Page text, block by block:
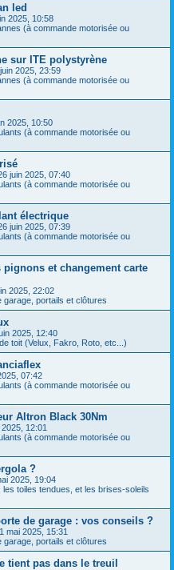
led
2025, 10:58
(à commande motorisée ou
sur ITE polystyrène
2025, 23:59
(à commande motorisée ou
2025, 10:50
(à commande motorisée ou
juin 2025, 07:40
(à commande motorisée ou
électrique
juin 2025, 07:39
(à commande motorisée ou
et changement carte
2025, 22:02
portails et clôtures
2025, 12:40
toit (Velux, Fakro, Roto, etc...)
07:42
(à commande motorisée ou
Altron Black 30Nm
12:01
(à commande motorisée ou
?
2025, 19:04
toiles tendues, et les brises-soleils
de garage : vos conseils ?
mai 2025, 15:31
portails et clôtures
tient pas dans le treuil